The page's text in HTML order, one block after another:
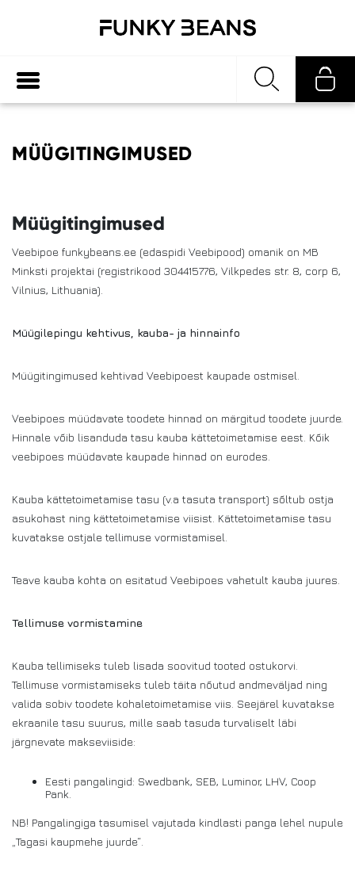
MÜÜGITINGIMUSED
Müügitingimused
Veebipoe funkybeans.ee (edaspidi Veebipood) omanik on MB
Minksti projektai (registrikood 304415776, Vilkpedes str. 8, corp 6,
Vilnius, Lithuania).
Müügilepingu kehtivus, kauba- ja hinnainfo
Müügitingimused kehtivad Veebipoest kaupade ostmisel.
Veebipoes müüdavate toodete hinnad on märgitud toodete juurde.
Hinnale võib lisanduda tasu kauba kättetoimetamise eest. Kõik
veebipoes müüdavate kaupade hinnad on eurodes.
Kauba kättetoimetamise tasu (v.a tasuta transport) sõltub ostja
asukohast ning kättetoimetamise viisist. Kättetoimetamise tasu
kuvatakse ostjale tellimuse vormistamisel.
Teave kauba kohta on esitatud Veebipoes vahetult kauba juures.
Tellimuse vormistamine
Kauba tellimiseks tuleb lisada soovitud tooted ostukorvi.
Tellimuse vormistamiseks tuleb täita nõutud andmeväljad ning
valida sobiv toodete kohaletoimetamise viis. Seejärel kuvatakse
ekraanile tasu suurus, mille saab tasuda turvaliselt läbi
järgnevate makseviiside:
Eesti pangalingid: Swedbank, SEB, Luminor, LHV, Coop
Pank.
NB! Pangalingiga tasumisel vajutada kindlasti panga lehel nupule
„Tagasi kaupmehe juurde“.